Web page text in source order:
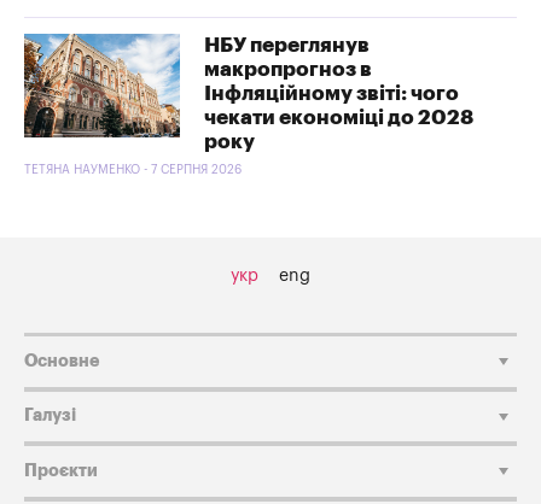
НБУ переглянув
макропрогноз в
Інфляційному звіті: чого
чекати економіці до 2028
року
ТЕТЯНА НАУМЕНКО - 7 СЕРПНЯ 2026
укр eng
Основне
Галузі
Проєкти